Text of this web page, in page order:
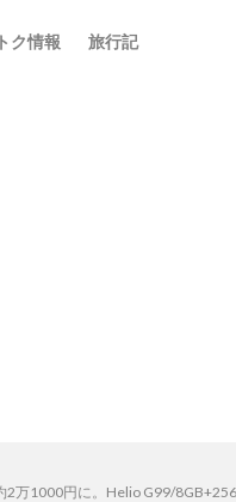
ク情報 旅行記
万1000円に。Helio G99/